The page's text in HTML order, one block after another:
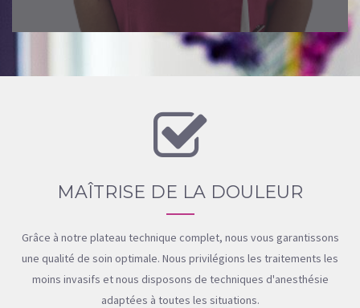
MAÎTRISE DE LA DOULEUR
Grâce à notre plateau technique complet, nous vous garantissons
une qualité de soin optimale. Nous privilégions les traitements les
moins invasifs et nous disposons de techniques d'anesthésie
adaptées à toutes les situations.